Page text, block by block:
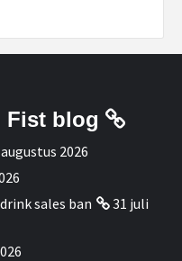
Fist blog
2026
sales ban
31 juli